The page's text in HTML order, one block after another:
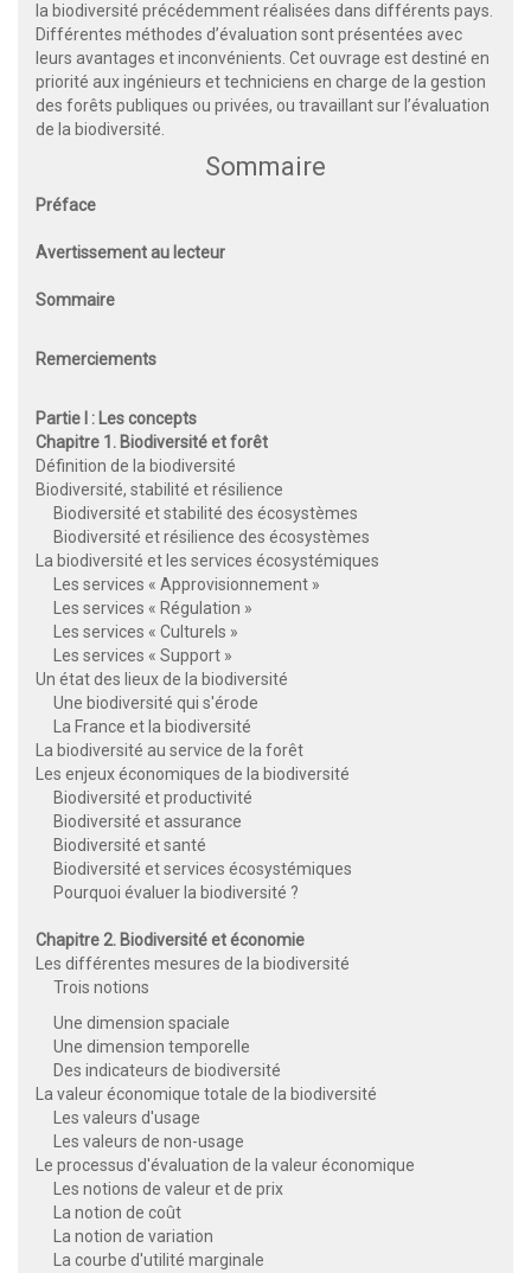
la biodiversité précédemment réalisées dans différents pays.
Différentes méthodes d’évaluation sont présentées avec
leurs avantages et inconvénients. Cet ouvrage est destiné en
priorité aux ingénieurs et techniciens en charge de la gestion
des forêts publiques ou privées, ou travaillant sur l’évaluation
de la biodiversité.
Sommaire
Préface
Avertissement au lecteur
Sommaire
Remerciements
Partie I : Les concepts
Chapitre 1. Biodiversité et forêt
Définition de la biodiversité
Biodiversité, stabilité et résilience
Biodiversité et stabilité des écosystèmes
Biodiversité et résilience des écosystèmes
La biodiversité et les services écosystémiques
Les services « Approvisionnement »
Les services « Régulation »
Les services « Culturels »
Les services « Support »
Un état des lieux de la biodiversité
Une biodiversité qui s'érode
La France et la biodiversité
La biodiversité au service de la forêt
Les enjeux économiques de la biodiversité
Biodiversité et productivité
Biodiversité et assurance
Biodiversité et santé
Biodiversité et services écosystémiques
Pourquoi évaluer la biodiversité ?
Chapitre 2. Biodiversité et économie
Les différentes mesures de la biodiversité
Trois notions
Une dimension spaciale
Une dimension temporelle
Des indicateurs de biodiversité
La valeur économique totale de la biodiversité
Les valeurs d'usage
Les valeurs de non-usage
Le processus d'évaluation de la valeur économique
Les notions de valeur et de prix
La notion de coût
La notion de variation
La courbe d'utilité marginale